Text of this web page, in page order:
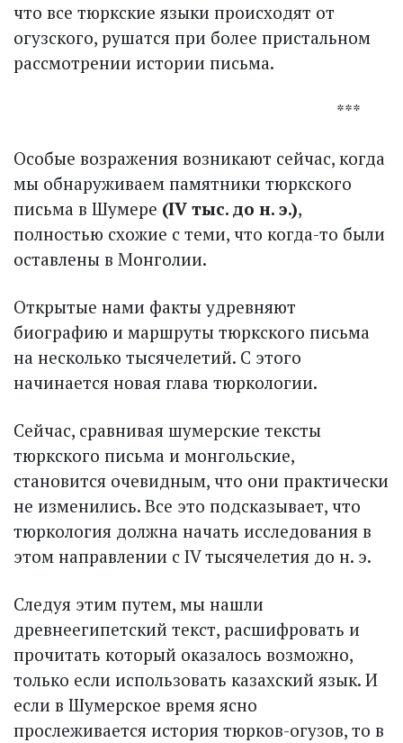
что все тюркские языки происходят от
огузского, рушатся при более пристальном
рассмотрении истории письма.
***
Особые возражения возникают сейчас, когда
мы обнаруживаем памятники тюркского
письма в Шумере (IV тыс. до н. э.),
полностью схожие с теми, что когда-то были
оставлены в Монголии.
Открытые нами факты удревняют
биографию и маршруты тюркского письма
на несколько тысячелетий. С этого
начинается новая глава тюркологии.
Сейчас, сравнивая шумерские тексты
тюркского письма и монгольские,
становится очевидным, что они практически
не изменились. Все это подсказывает, что
тюркология должна начать исследования в
этом направлении с IV тысячелетия до н. э.
Следуя этим путем, мы нашли
древнеегипетский текст, расшифровать и
прочитать который оказалось возможно,
только если использовать казахский язык. И
если в Шумерское время ясно
прослеживается история тюрков-огузов, то в